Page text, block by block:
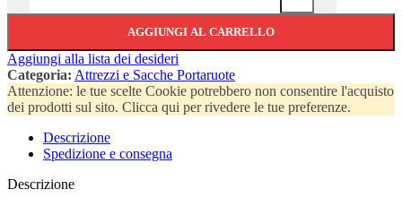
AGGIUNGI AL CARRELLO
Aggiungi alla lista dei desideri
Categoria: Attrezzi e Sacche Portaruote
Attenzione: le tue scelte Cookie potrebbero non consentire l'acquisto
dei prodotti sul sito. Clicca qui per rivedere le tue preferenze.
Descrizione
Spedizione e consegna
Descrizione